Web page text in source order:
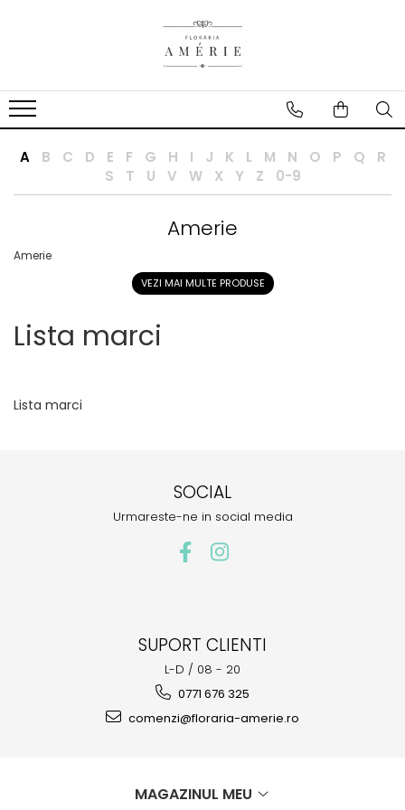
A B C D E F G H I J K L M N O P Q
R
S
T U V W X Y Z 0-9
Amerie
Amerie
VEZI MAI MULTE PRODUSE
Lista marci
Lista marci
SOCIAL
Urmareste-ne in social media
SUPORT CLIENTI
L-D / 08 - 20
0771 676 325
comenzi@floraria-amerie.ro
MAGAZINUL MEU